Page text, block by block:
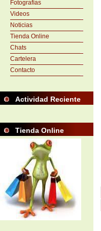
Fotografías
Videos
Noticias
Tienda Online
Chats
Cartelera
Contacto
Actividad Reciente
Tienda Online